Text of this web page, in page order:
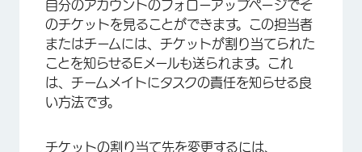
自分のアカウントのフォローアップページでそ
のチケットを見ることができます。この担当者
またはチームには、チケットが割り当てられた
ことを知らせるEメールも送られます。これ
は、チームメイトにタスクの責任を知らせる良
い方法です。
チケットの割り当て先を変更するには、